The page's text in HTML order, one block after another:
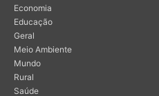
Economia
Educação
Geral
Meio Ambiente
Mundo
Rural
Saúde